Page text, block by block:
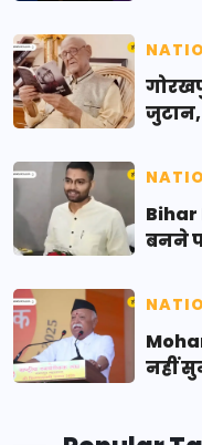
जुटान,
Bihar
बनने
नहीं